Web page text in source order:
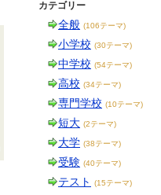
カテゴリー
全般 (106テーマ)
小学校 (30テーマ)
中学校 (54テーマ)
高校 (34テーマ)
専門学校 (10テーマ)
短大 (2テーマ)
大学 (38テーマ)
受験 (40テーマ)
テスト (15テーマ)